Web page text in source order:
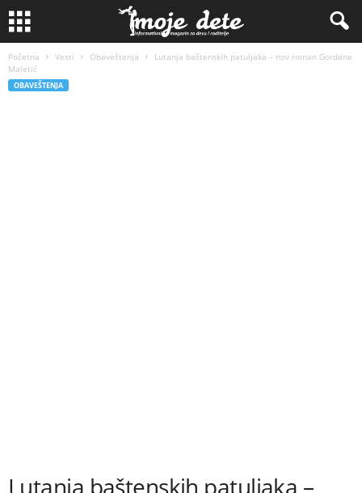
Početna Vesti Obaveštenja
Lutanja baštenskih patuljaka – nov roman Gordane
Maletić
OBAVEŠTENJA
Lutanja baštenskih patuljaka –